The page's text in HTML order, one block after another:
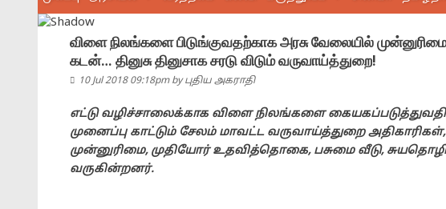
விளை நிலங்களை பிடுங்குவதற்காக அரசு வேலையில்
கடன்… தினுசு தினுசாக சரடு விடும் வருவாய்த்துறை!
10 Jul 2018 09:18pm byபுதிய அகராதி
எட்டு வழிச்சாலைக்காக விளை நிலங்களை
முனைப்பு காட்டும் சேலம் மாவட்ட வருவாய்த்துறை
முன்னுரிமை, முதியோர் உதவித்தொகை, பசுமை வீடு, சுயதொழில்
வருகின்றனர்.